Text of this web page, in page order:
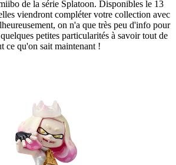
de la série Splatoon. Disponibles le 13
viendront compléter votre collection avec
on n'a que très peu d'info pour
petites particularités à savoir tout de
ce qu'on sait maintenant !